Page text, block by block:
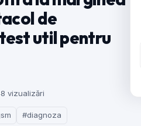
de
util pentru
vizualizări
#diagnoza